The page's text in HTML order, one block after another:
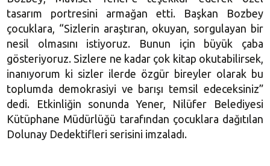
tasarım portresini armağan etti. Başkan Bozbey
çocuklara, “Sizlerin araştıran, okuyan, sorgulayan bir
nesil olmasını istiyoruz. Bunun için büyük çaba
gösteriyoruz. Sizlere ne kadar çok kitap okutabilirsek,
inanıyorum ki sizler ilerde özgür bireyler olarak bu
toplumda demokrasiyi ve barışı temsil edeceksiniz”
dedi. Etkinliğin sonunda Yener, Nilüfer Belediyesi
Kütüphane Müdürlüğü tarafından çocuklara dağıtılan
Dolunay Dedektifleri serisini imzaladı.